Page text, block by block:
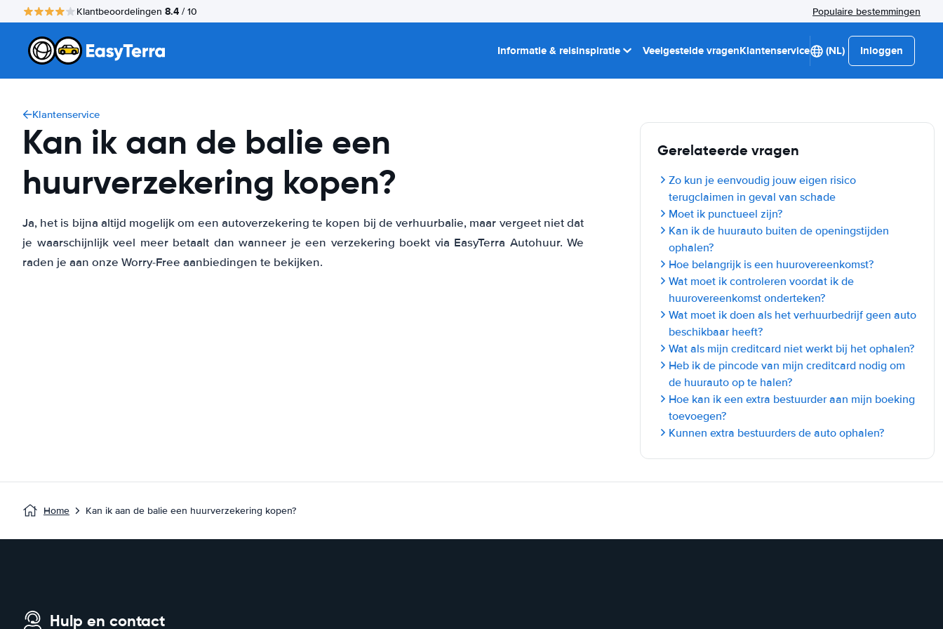
Klantbeoordelingen 8.4 / 10 Populaire bestemmingen
Informatie & reisinspiratie Veelgestelde vragenKlantenservice (NL) Inloggen
Klantenservice
Kan ik aan de balie een
huurverzekering kopen?
Ja, het is bijna altijd mogelijk om een autoverzekering te kopen bij de verhuurbalie, maar vergeet niet dat
je waarschijnlijk veel meer betaalt dan wanneer je een verzekering boekt via EasyTerra Autohuur. We
raden je aan onze Worry-Free aanbiedingen te bekijken.
Gerelateerde vragen
Zo kun je eenvoudig jouw eigen risico
terugclaimen in geval van schade
Moet ik punctueel zijn?
Kan ik de huurauto buiten de openingstijden
ophalen?
Hoe belangrijk is een huurovereenkomst?
Wat moet ik controleren voordat ik de
huurovereenkomst onderteken?
Wat moet ik doen als het verhuurbedrijf geen auto
beschikbaar heeft?
Wat als mijn creditcard niet werkt bij het ophalen?
Heb ik de pincode van mijn creditcard nodig om
de huurauto op te halen?
Hoe kan ik een extra bestuurder aan mijn boeking
toevoegen?
Kunnen extra bestuurders de auto ophalen?
Home Kan ik aan de balie een huurverzekering kopen?
Hulp en contact